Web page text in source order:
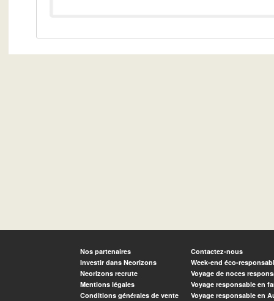
Nos partenaires
Investir dans Neorizons
Neorizons recrute
Mentions légales
Conditions générales de vente
Contactez-nous
Week-end éco-
Voyage de noces
Voyage responsable en
Voyage responsable en